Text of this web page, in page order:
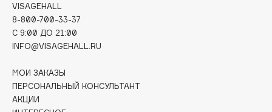
Clinique
Clive Christian
Club De Nuit
Collagenina
Consly
Corimo
VISAGEHALL
8-800-700-33-37
C 9:00 ДО 21:00
INFO@VISAGEHALL.RU
МОИ ЗАКАЗЫ
ПЕРСОНАЛЬНЫЙ КОНСУЛЬТАНТ
АКЦИИ